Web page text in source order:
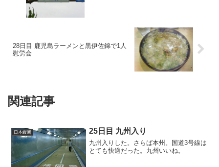
28日目 鹿児島ラーメンと黒伊佐錦で1人
慰労会
関連記事
日本縦断 25日目 九州入り
九州入りした。さらば本州。国道3号線は
とても快適だった。九州いいね。